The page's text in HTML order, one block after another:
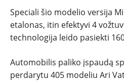
Speciali šio modelio versija
etalonas, itin efektyvi 4
technologija leido pasiekti
Automobilis paliko įspaudą
perdarytu 405 modeliu Ari